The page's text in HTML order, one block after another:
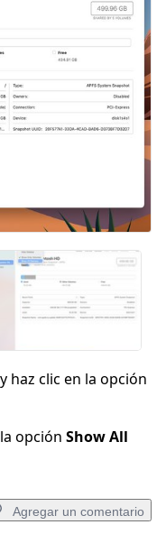
Publicar comentario
haz clic en la opción
opción Show All
Agregar un comentario